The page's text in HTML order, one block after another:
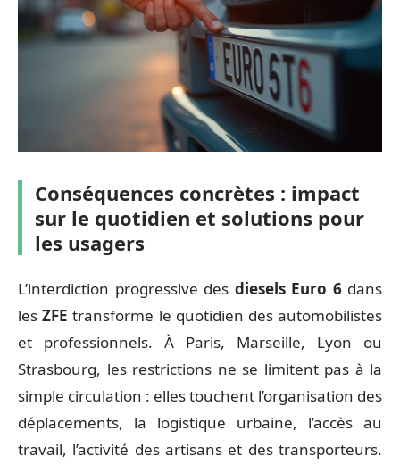
Conséquences concrètes : impact
sur le quotidien et solutions pour
les usagers
L’interdiction progressive des diesels Euro 6dans
lesZFE transforme le quotidien des automobilistes
et professionnels. À Paris, Marseille, Lyon ou
Strasbourg, les restrictions ne se limitent pas à la
simple circulation : elles touchent l’organisation des
déplacements, la logistique urbaine, l’accès au
travail, l’activité des artisans et des transporteurs.